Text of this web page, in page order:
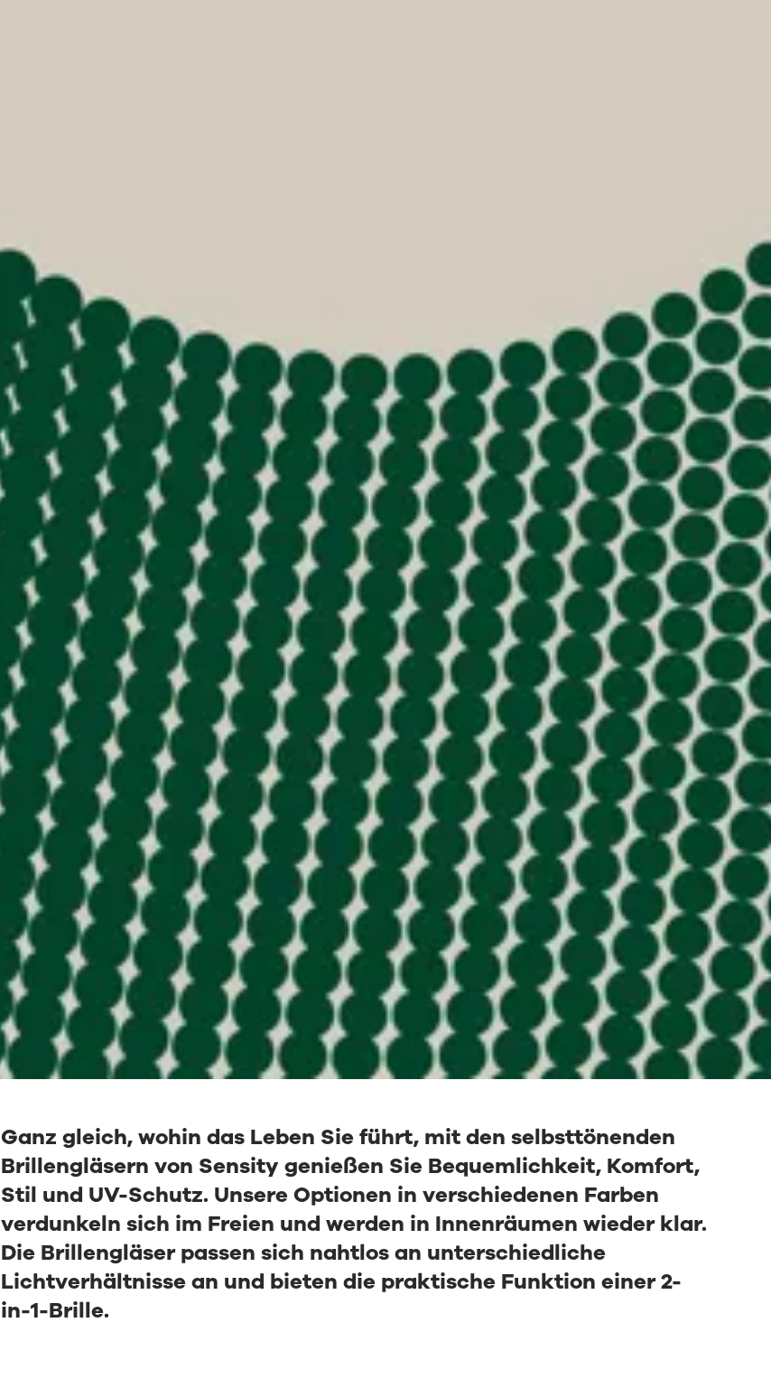
Ganz gleich, wohin das Leben Sie führt, mit den selbsttönenden
Brillengläsern von Sensitygenießen Sie Bequemlichkeit, Komfort,
Stil und UV-Schutz. Unsere Optionen in verschiedenen Farben
verdunkeln sich im Freien und werden in Innenräumen wieder klar.
Die Brillengläser passen sich nahtlos an unterschiedliche
Lichtverhältnisse an und bieten die praktische Funktion einer 2-
in-1-Brille.